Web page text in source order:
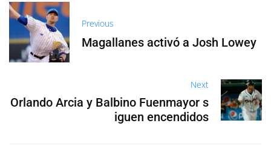
Previous
Magallanes activó a Josh Lowey
Next
Orlando Arcia y Balbino Fuenmayor s
iguen encendidos